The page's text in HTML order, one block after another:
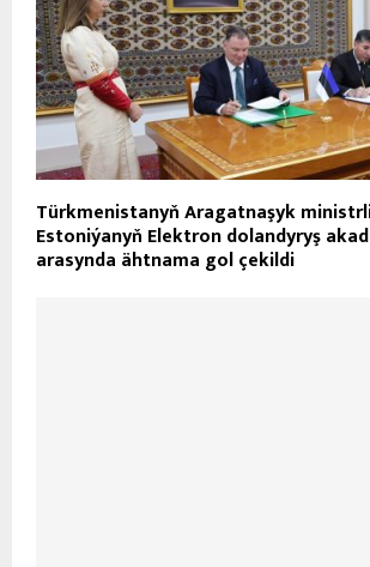
Türkmenistanyň Aragatnaşyk
Estoniýanyň Elektron dolandyryş
arasynda ähtnama gol çekildi